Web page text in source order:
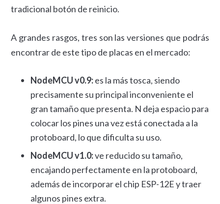
tradicional botón de reinicio.
A grandes rasgos, tres son las versiones que podrás
encontrar de este tipo de placas en el mercado:
NodeMCU v0.9:es la más tosca, siendo
precisamente su principal inconveniente el
gran tamaño que presenta. N deja espacio para
colocar los pines una vez está conectada a la
protoboard, lo que dificulta su uso.
NodeMCU v1.0:ve reducido su tamaño,
encajando perfectamente en la protoboard,
además de incorporar el chip ESP-12E y traer
algunos pines extra.